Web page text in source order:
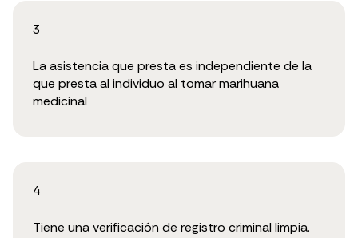
3
La asistencia que presta es independiente de la
que presta al individuo al tomar marihuana
medicinal
4
Tiene una verificación de registro criminal limpia.